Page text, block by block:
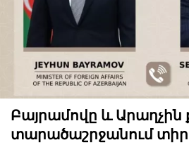
Բայրամովը և Արաղչին
տարածաշրջանում